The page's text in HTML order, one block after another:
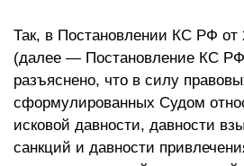
Так, в Постановлении КС РФ
(далее — Постановление КС
разъяснено, что в силу
сформулированных Судом
исковой давности, давности
санкций и давности